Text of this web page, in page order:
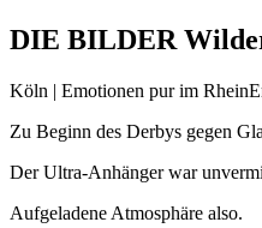
DIE BILDER
Köln | Emotionen pur im
Zu Beginn des Derbys gegen
Der Ultra-Anhänger war
Aufgeladene Atmosphäre also.